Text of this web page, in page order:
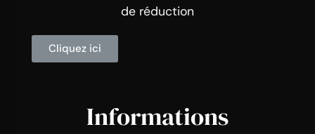
de réduction
Cliquez ici
Informations